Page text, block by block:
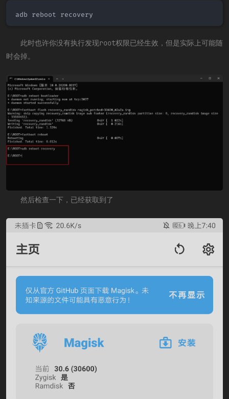
adb reboot recovery
此时也许你没有执行发现root权限已经生效，但是实际上可能随
时会掉。
然后检查一下，已经获取到了